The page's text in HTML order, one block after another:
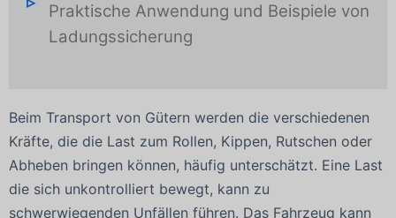
Praktische Anwendung und Beispiele von
Ladungssicherung
Beim Transport von Gütern werden die verschiedenen
Kräfte, die die Last zum Rollen, Kippen, Rutschen oder
Abheben bringen können, häufig unterschätzt. Eine Last
die sich unkontrolliert bewegt, kann zu
schwerwiegenden Unfällen führen. Das Fahrzeug kann